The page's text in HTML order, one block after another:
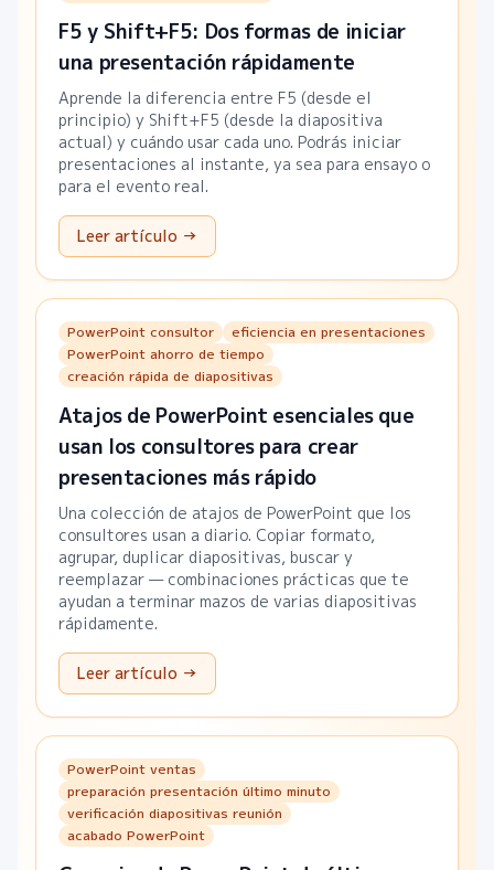
F5 y Shift+F5: Dos formas de iniciar
una presentación rápidamente
Aprende la diferencia entre F5 (desde el
principio) y Shift+F5 (desde la diapositiva
actual) y cuándo usar cada uno. Podrás iniciar
presentaciones al instante, ya sea para ensayo o
para el evento real.
Leer artículo →
PowerPoint consultor
eficiencia en presentaciones
PowerPoint ahorro de tiempo
creación rápida de diapositivas
Atajos de PowerPoint esenciales que
usan los consultores para crear
presentaciones más rápido
Una colección de atajos de PowerPoint que los
consultores usan a diario. Copiar formato,
agrupar, duplicar diapositivas, buscar y
reemplazar — combinaciones prácticas que te
ayudan a terminar mazos de varias diapositivas
rápidamente.
Leer artículo →
PowerPoint ventas
preparación presentación último minuto
verificación diapositivas reunión
acabado PowerPoint